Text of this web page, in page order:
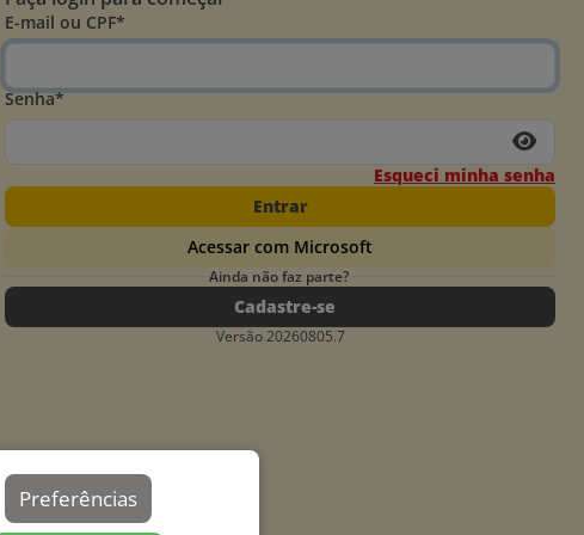
Preferências
E-mail ou CPF*
Senha*
Esqueci minha senha
Entrar
Acessar com Microsoft
Ainda não faz parte?
Cadastre-se
Versão 20260805.7